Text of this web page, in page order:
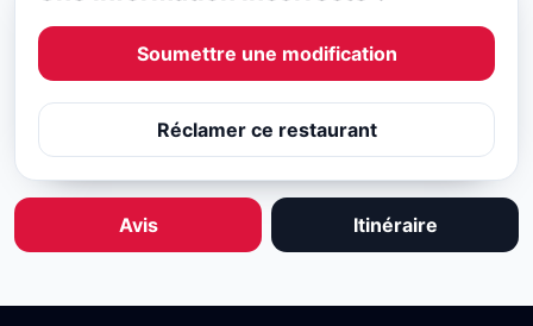
Soumettre une modification
Réclamer ce restaurant
Avis Itinéraire